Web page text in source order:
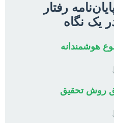
رفتار
یک نگاه